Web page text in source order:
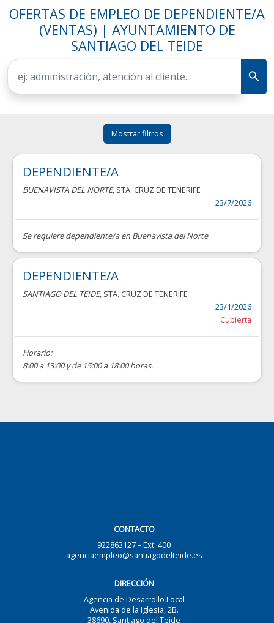
OFERTAS DE EMPLEO DE DEPENDIENTE/A
(VENTAS) | AYUNTAMIENTO DE
SANTIAGO DEL TEIDE
Mostrar filtros
DEPENDIENTE/A
BUENAVISTA DEL NORTE, STA. CRUZ DE TENERIFE
23/7/2026
Se requiere dependiente/a en Buenavista del Norte
DEPENDIENTE/A
SANTIAGO DEL TEIDE, STA. CRUZ DE TENERIFE
23/1/2026
Cubierta
Horario:
8:00 a 13:00 y de 15:00 a 18:00 horas.
CONTACTO
922863127 – Ext. 400
agenciaempleo@santiagodelteide.es
DIRECCIÓN
Agencia de Desarrollo Local
Avenida de la Iglesia, 2B.
38690, Santiago del Teide